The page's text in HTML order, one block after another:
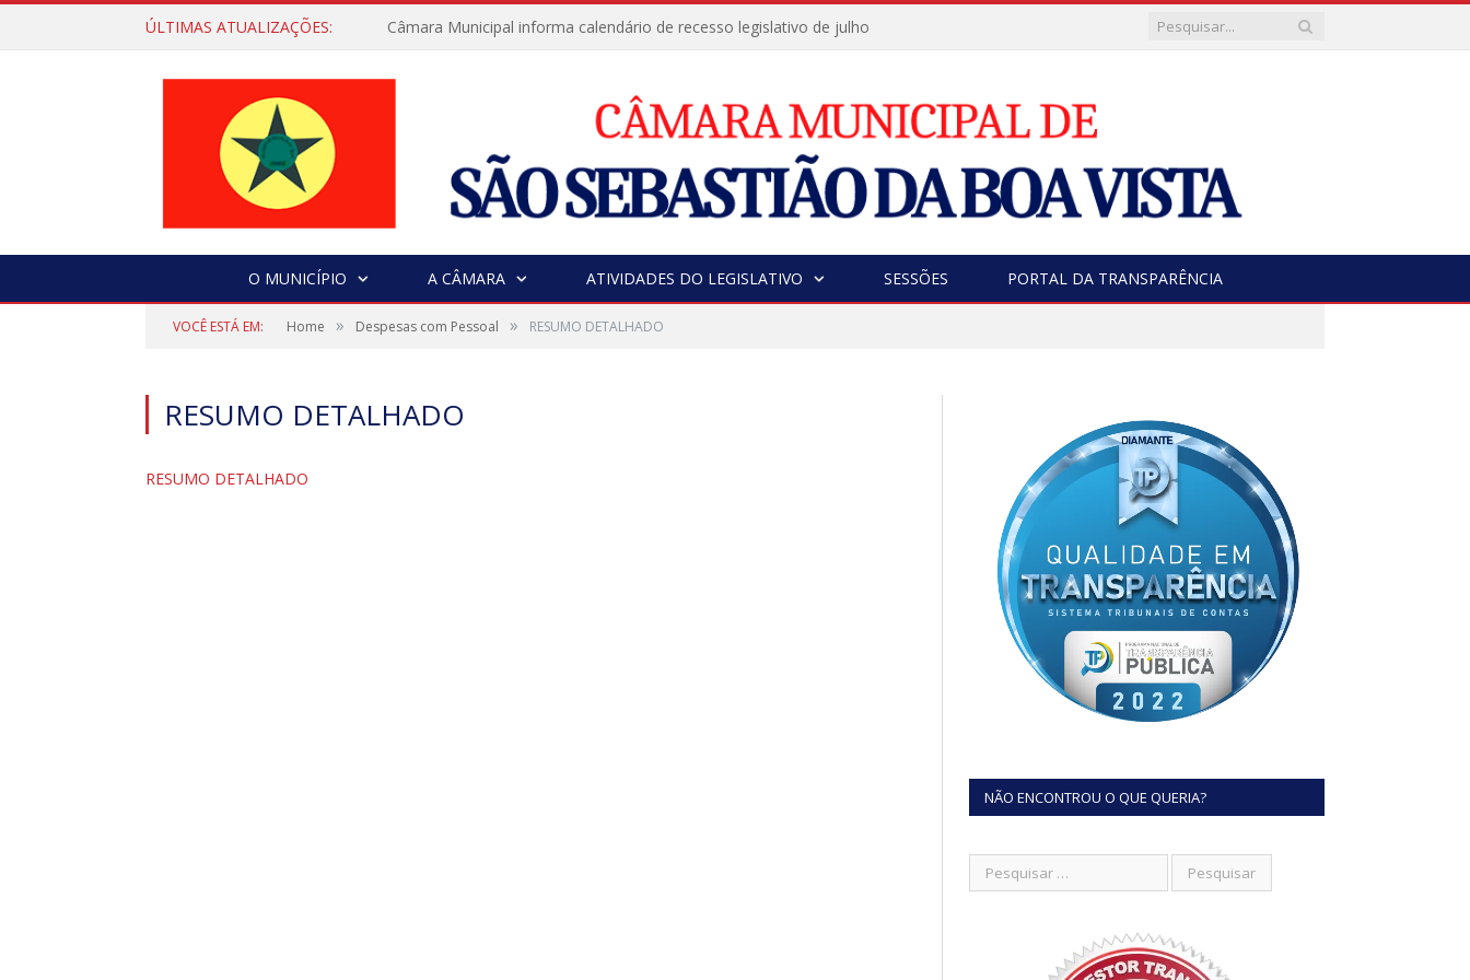
ÚLTIMAS ATUALIZAÇÕES: Câmara Municipal informa calendário de recesso legislativo de julho
O MUNICÍPIO A CÂMARA ATIVIDADES DO LEGISLATIVO SESSÕES PORTAL DA TRANSPARÊNCIA
VOCÊ ESTÁ EM: Home » Despesas com Pessoal » RESUMO DETALHADO
RESUMO DETALHADO
RESUMO DETALHADO
NÃO ENCONTROU O QUE QUERIA?